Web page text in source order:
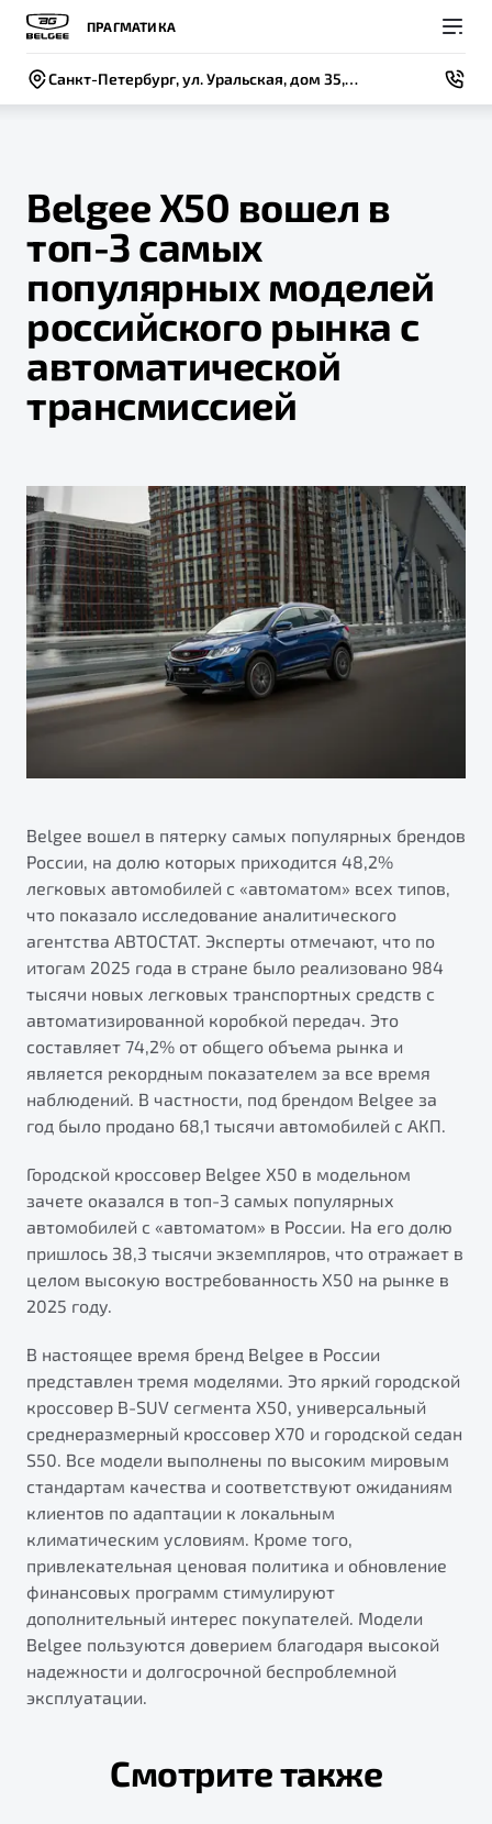
ПРАГМАТИКА
Санкт-Петербург, ул. Уральская, дом 35, лит. А
Модели
Новый
X50+
Яркий кроссовер
от 2 219 990 ₽*
Обзор В наличии
Элегантный и практичный седан
от 1 699 990 ₽*
Обзор В наличии
X70
Универсальный кроссовер
от 2 499 990 ₽*
Обзор В наличии
Покупателям
ВЫБОР И ПОКУПКА
Автомобили в наличии
Спецпредложения и Акции
Записаться на тест-драйв
Страхование
Автокредит
Трейд-ин
Расчет КАСКО
Узнайте о специальных выгодах при покупке
автомобиля Belgee
Подробно
Тест-драйв
Автокредит
Спецпредложения
Владельцам
СЕРВИС
Записаться на сервис
Руководство по эксплуатации
Техническое обслуживание
ПОДДЕРЖКА
Гарантия Belgee
Belgee Линк
Belgee Клуб
Belgee Плюс
Реферальная программа
Будьте еще более уверены на дорогах с программой
"Помощь на дорогах"
Преимущества программы
Запись на сервис
Клиентская поддержка
О компании
СОБЫТИЯ
Новости
Контакты
О бренде
О дилерском центре
Правовая информация
НАША КОМАНДА
Belgee X50 вошел в
топ-3 самых
популярных моделей
российского рынка с
автоматической
трансмиссией
Belgee вошел в пятерку самых популярных брендов
России, на долю которых приходится 48,2%
легковых автомобилей с «автоматом» всех типов,
что показало исследование аналитического
агентства АВТОСТАТ. Эксперты отмечают, что по
итогам 2025 года в стране было реализовано 984
тысячи новых легковых транспортных средств с
автоматизированной коробкой передач. Это
составляет 74,2% от общего объема рынка и
является рекордным показателем за все время
наблюдений. В частности, под брендом Belgee за
год было продано 68,1 тысячи автомобилей с АКП.
Городской кроссовер Belgee X50 в модельном
зачете оказался в топ-3 самых популярных
автомобилей с «автоматом» в России. На его долю
пришлось 38,3 тысячи экземпляров, что отражает в
целом высокую востребованность Х50 на рынке в
2025 году.
В настоящее время бренд Belgee в России
представлен тремя моделями. Это яркий городской
кроссовер B-SUV сегмента X50, универсальный
среднеразмерный кроссовер X70 и городской седан
S50. Все модели выполнены по высоким мировым
стандартам качества и соответствуют ожиданиям
клиентов по адаптации к локальным
климатическим условиям. Кроме того,
привлекательная ценовая политика и обновление
финансовых программ стимулируют
дополнительный интерес покупателей. Модели
Belgee пользуются доверием благодаря высокой
надежности и долгосрочной беспроблемной
эксплуатации.
Смотрите также